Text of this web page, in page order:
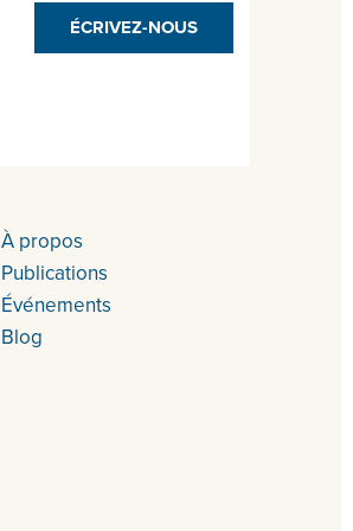
ÉCRIVEZ-NOUS
À propos
Publications
Événements
Blog